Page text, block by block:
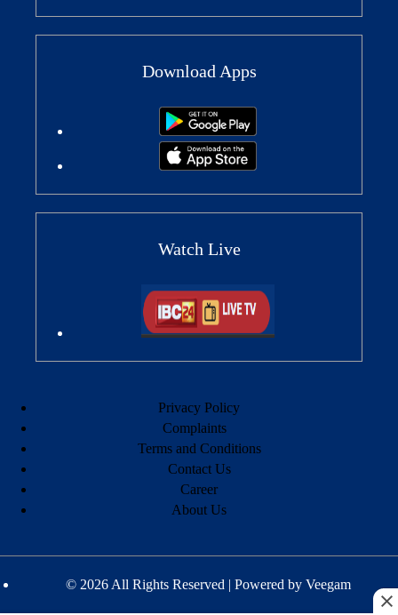
Download Apps
Watch Live
Privacy Policy
Complaints
Terms and Conditions
Contact Us
Career
About Us
© 2026 All Rights Reserved | Powered by Veegam